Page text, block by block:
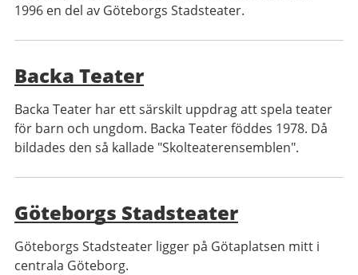
1996 en del av Göteborgs Stadsteater.
Backa Teater
Backa Teater har ett särskilt uppdrag att spela teater
för barn och ungdom. Backa Teater föddes 1978. Då
bildades den så kallade "Skolteaterensemblen".
Göteborgs Stadsteater
Göteborgs Stadsteater ligger på Götaplatsen mitt i
centrala Göteborg.